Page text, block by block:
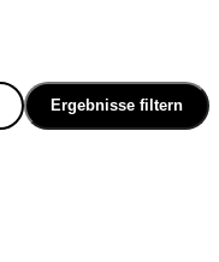
Ergebnisse filtern